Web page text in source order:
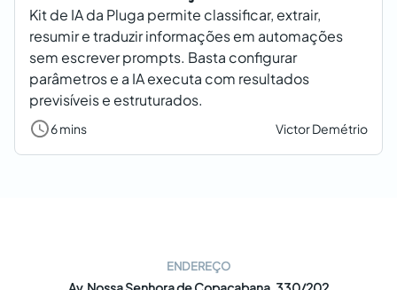
Kit de IA da Pluga permite classificar, extrair,
resumir e traduzir informações em automações
sem escrever prompts. Basta configurar
parâmetros e a IA executa com resultados
previsíveis e estruturados.
6 mins Victor Demétrio
ENDEREÇO